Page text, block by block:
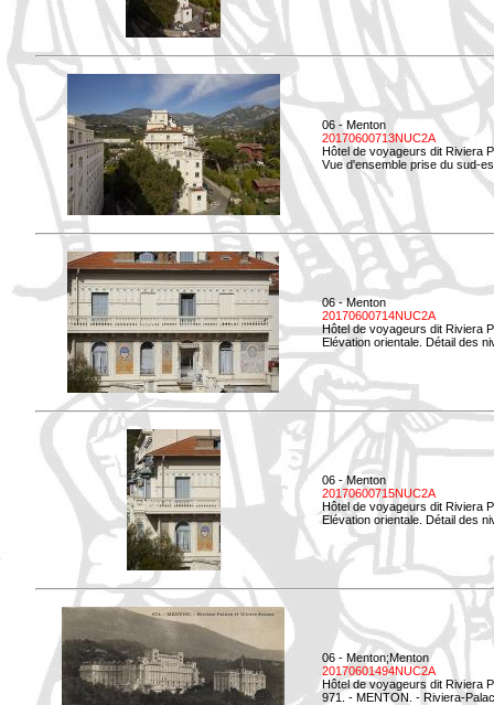
06 - Menton
20170600713NUC2A
Hôtel de voyageurs dit Riviera
Vue d'ensemble prise du sud-
06 - Menton
20170600714NUC2A
Hôtel de voyageurs dit Riviera
Elévation orientale. Détail des
06 - Menton
20170600715NUC2A
Hôtel de voyageurs dit Riviera
Elévation orientale. Détail des
06 - Menton;Menton
20170601494NUC2A
Hôtel de voyageurs dit Riviera
971. - MENTON. - Riviera-